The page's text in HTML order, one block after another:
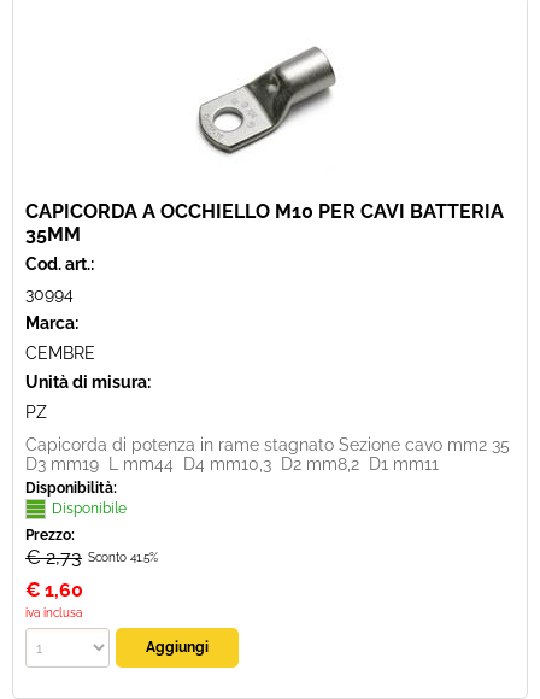
CAPICORDA A OCCHIELLO M10 PER CAVI BATTERIA
35MM
Cod. art.:
30994
Marca:
CEMBRE
Unità di misura:
PZ
Capicorda di potenza in rame stagnato Sezione cavo mm2 35
D3 mm19 L mm44 D4 mm10,3 D2 mm8,2 D1 mm11
Disponibilità:
Disponibile
Prezzo:
€ 2,73 Sconto 41.5%
€ 1,60
iva inclusa